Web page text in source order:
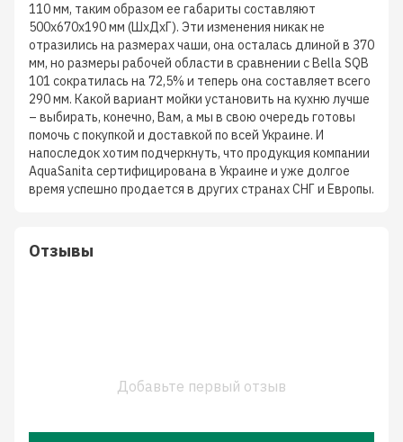
110 мм, таким образом ее габариты составляют
500х670х190 мм (ШхДхГ). Эти изменения никак не
отразились на размерах чаши, она осталась длиной в 370
мм, но размеры рабочей области в сравнении с Bella SQB
101 сократилась на 72,5% и теперь она составляет всего
290 мм. Какой вариант мойки установить на кухню лучше
– выбирать, конечно, Вам, а мы в свою очередь готовы
помочь с покупкой и доставкой по всей Украине. И
напоследок хотим подчеркнуть, что продукция компании
AquaSanita сертифицирована в Украине и уже долгое
время успешно продается в других странах СНГ и Европы.
Отзывы
Добавьте первый отзыв